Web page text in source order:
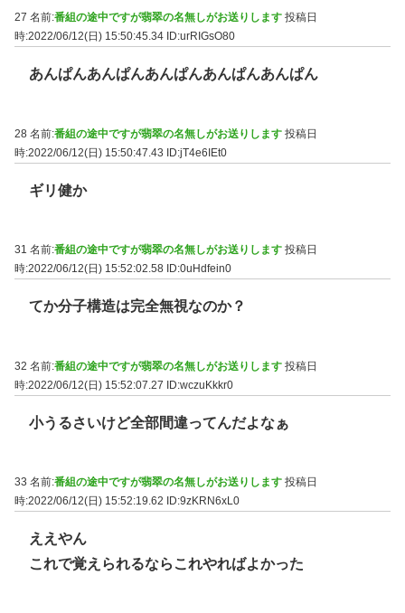
27 名前:番組の途中ですが翡翠の名無しがお送りします 投稿日
時:2022/06/12(日) 15:50:45.34 ID:urRIGsO80
あんぱんあんぱんあんぱんあんぱんあんぱん
28 名前:番組の途中ですが翡翠の名無しがお送りします 投稿日
時:2022/06/12(日) 15:50:47.43 ID:jT4e6IEt0
ギリ健か
31 名前:番組の途中ですが翡翠の名無しがお送りします 投稿日
時:2022/06/12(日) 15:52:02.58 ID:0uHdfein0
てか分子構造は完全無視なのか？
32 名前:番組の途中ですが翡翠の名無しがお送りします 投稿日
時:2022/06/12(日) 15:52:07.27 ID:wczuKkkr0
小うるさいけど全部間違ってんだよなぁ
33 名前:番組の途中ですが翡翠の名無しがお送りします 投稿日
時:2022/06/12(日) 15:52:19.62
ID:9zKRN6xL0
ええやん
これで覚えられるならこれやればよかった